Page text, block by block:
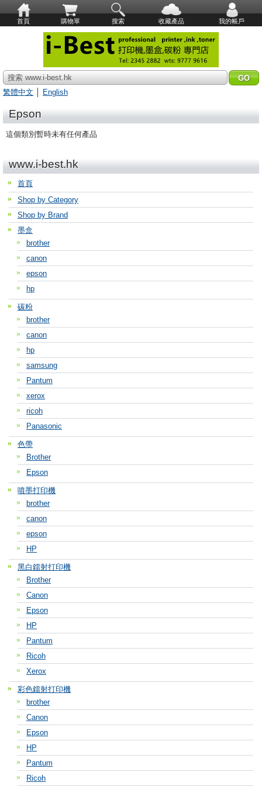
首頁 購物單 搜索 收藏產品 我的帳戶
搜索 www.i-best.hk
繁體中文
English
Epson
這個類別暫時未有任何產品
www.i-best.hk
首頁
Shop by Category
Shop by Brand
墨盒
brother
canon
epson
hp
碳粉
brother
canon
hp
samsung
Pantum
xerox
ricoh
Panasonic
色帶
Brother
Epson
噴墨打印機
brother
canon
epson
HP
黑白鐳射打印機
Brother
Canon
Epson
HP
Pantum
Ricoh
Xerox
彩色鐳射打印機
brother
Canon
Epson
HP
Pantum
Ricoh